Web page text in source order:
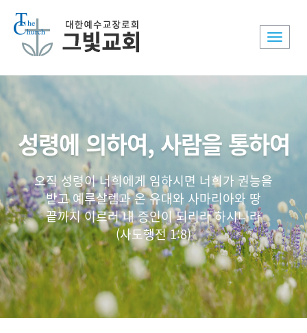
Toggle
성령에 의하여, 사람을 통하여
오직 성령이 너희에게 임하시면 너희가 권능을
받고 예루살렘과 온 유대와 사마리아와 땅
끝까지 이르러 내 증인이 되리라 하시니라
(사도행전 1:8)